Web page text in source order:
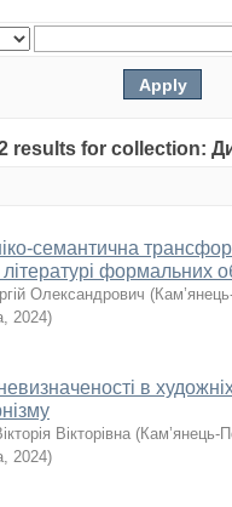
results for collection:
семантична
формальних
Олександрович (
, 2024)
в
Вікторівна (Кам’янець-
, 2024)